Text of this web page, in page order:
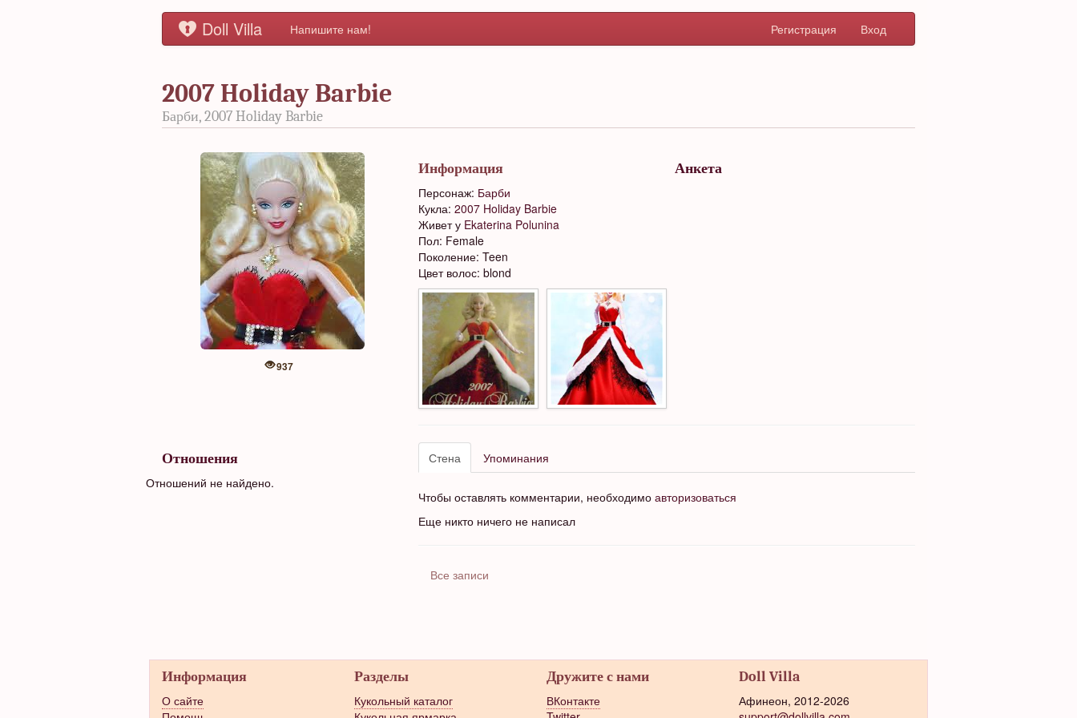
Doll Villa Напишите нам! Регистрация Вход
2007 Holiday Barbie
Барби, 2007 Holiday Barbie
937
Информация
Персонаж: Барби
Кукла: 2007 Holiday Barbie
Живет у Ekaterina Polunina
Пол: Female
Поколение: Teen
Цвет волос: blond
Анкета
Отношения
Отношений не найдено.
Стена Упоминания
Чтобы оставлять комментарии, необходимо авторизоваться
Еще никто ничего не написал
Все записи
Информация
О сайте
Разделы
Кукольный каталог
Дружите с нами
ВКонтакте
Doll Villa
Афинеон, 2012-2026